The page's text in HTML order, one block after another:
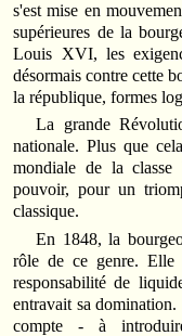
s'est mise en
supérieures de la
Louis XVI, les
désormais contre cette
la république, formes
La grande
nationale. Plus que
mondiale de la
pouvoir, pour un
classique.
En 1848, la
rôle de ce genre.
responsabilité de
entravait sa domination.
compte - à